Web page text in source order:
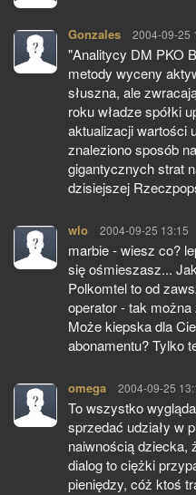
Gonzales pisze:
2004-09-25
"Analitycy DM PKO
metody wyceny
słuszna, ale
roku władze spółki
aktualizacji wartości
znaleziono sposób
gigantycznych strat
dzisiejszej
wlo pisze:
2004-09-25 13:15
marbie - wiesz co?
się ośmieszasz...
Polkomtel to od
operator - tak
Może kiepska dla
abonamentu? Tylko
omega pisze:
2004-09-25
To wszystko
sprzedać udziały w
naiwnością dziecka,
dialog to ciężki
pieniędzy, cóż ktoś